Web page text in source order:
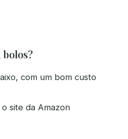
com um bom custo
site da Amazon